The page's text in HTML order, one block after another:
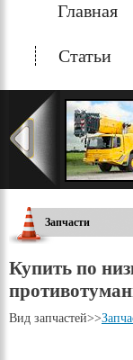
Главная
Статьи
Запчасти
Купить по
Вид запчастей>>